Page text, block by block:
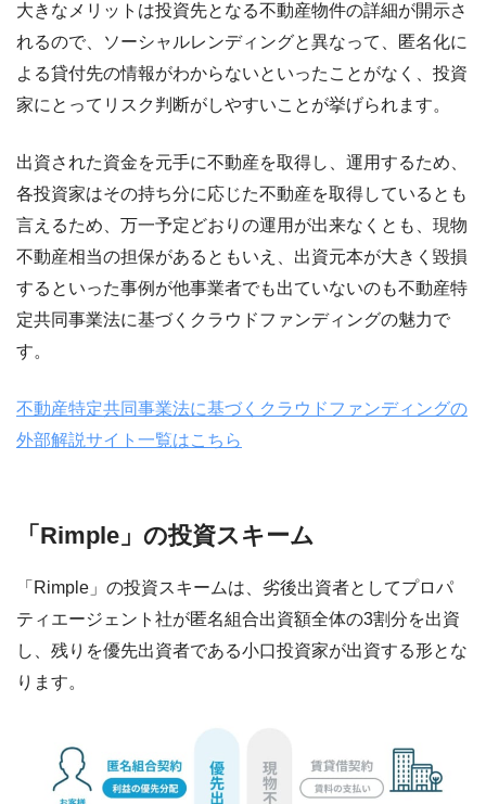
大きなメリットは投資先となる不動産物件の詳細が開示さ
れるので、ソーシャルレンディングと異なって、匿名化に
よる貸付先の情報がわからないといったことがなく、投資
家にとってリスク判断がしやすいことが挙げられます。
出資された資金を元手に不動産を取得し、運用するため、
各投資家はその持ち分に応じた不動産を取得しているとも
言えるため、万一予定どおりの運用が出来なくとも、現物
不動産相当の担保があるともいえ、出資元本が大きく毀損
するといった事例が他事業者でも出ていないのも不動産特
定共同事業法に基づくクラウドファンディングの魅力で
す。
不動産特定共同事業法に基づくクラウドファンディングの
外部解説サイト一覧はこちら
「Rimple」の投資スキーム
「Rimple」の投資スキームは、劣後出資者としてプロパ
ティエージェント社が匿名組合出資額全体の3割分を出資
し、残りを優先出資者である小口投資家が出資する形とな
ります。